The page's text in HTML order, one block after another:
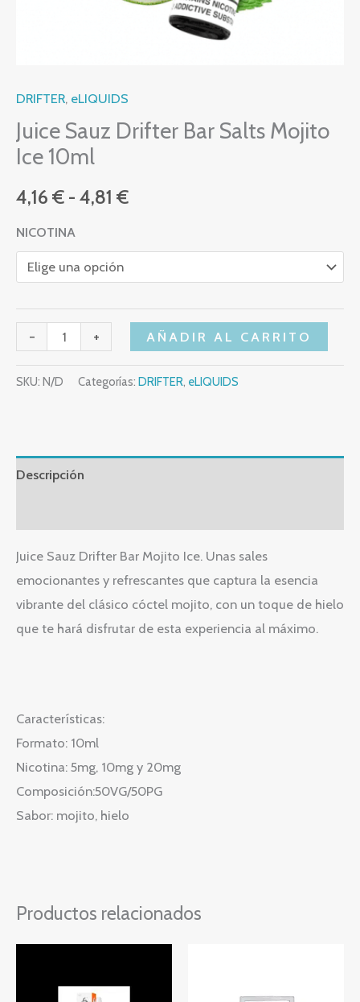
DRIFTER, eLIQUIDS
Juice Sauz Drifter Bar Salts Mojito
Ice 10ml
4,16 € - 4,81 €
NICOTINA
- + AÑADIR AL CARRITO
SKU: N/D Categorías: DRIFTER, eLIQUIDS
Descripción
Juice Sauz Drifter Bar Mojito Ice. Unas sales
emocionantes y refrescantes que captura la esencia
vibrante del clásico cóctel mojito, con un toque de hielo
que te hará disfrutar de esta experiencia al máximo.
Características:
Formato: 10ml
Nicotina: 5mg, 10mg y 20mg
Composición:50VG/50PG
Sabor: mojito, hielo
Productos relacionados